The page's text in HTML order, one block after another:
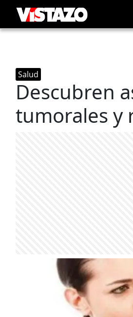
Salud
Descubren
tumorales y